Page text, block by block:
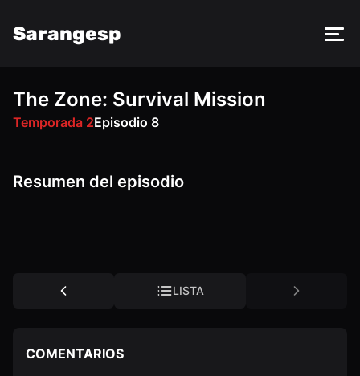
Sarangesp
The Zone: Survival Mission
Temporada 2Episodio 8
VK OK
Resumen del episodio
LISTA
COMENTARIOS